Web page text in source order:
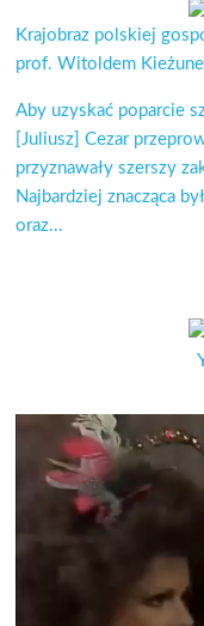
Krajobraz polskiej
prof. Witoldem
Aby uzyskać poparcie
[Juliusz] Cezar
przyznawały szerszy
Najbardziej znacząca
oraz...